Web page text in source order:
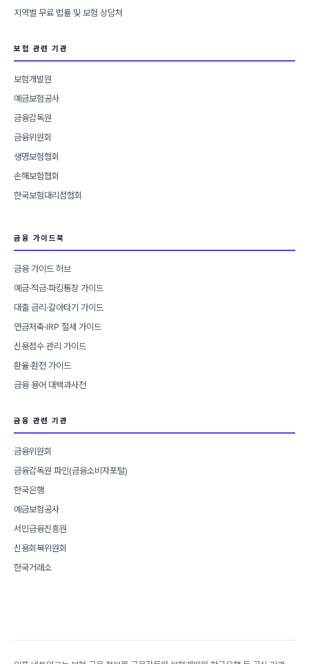
지역별 무료 법률 및 보험 상담처
보험 관련 기관
보험개발원
예금보험공사
금융감독원
금융위원회
생명보험협회
손해보험협회
한국보험대리점협회
금융 가이드북
금융 가이드 허브
예금·적금·파킹통장 가이드
대출 금리·갈아타기 가이드
연금저축·IRP 절세 가이드
신용점수 관리 가이드
환율·환전 가이드
금융 용어 대백과사전
금융 관련 기관
금융위원회
금융감독원 파인(금융소비자포털)
한국은행
예금보험공사
서민금융진흥원
신용회복위원회
한국거래소